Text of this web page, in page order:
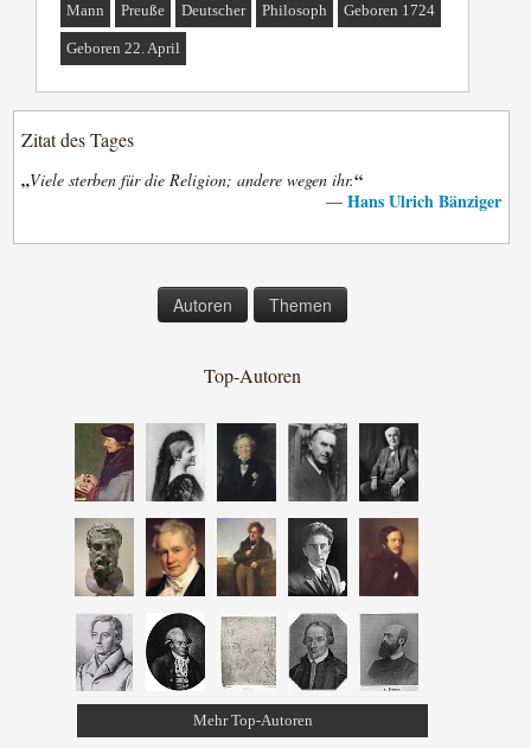
Mann Preuße Deutscher Philosoph Geboren 1724
Geboren 22. April
Zitat des Tages
„Viele sterben für die Religion; andere wegen ihr.“
— Hans Ulrich Bänziger
Autoren Themen
Top-Autoren
Mehr Top-Autoren